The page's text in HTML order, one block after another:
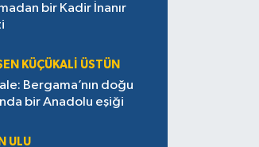
bir Kadir İnanır
KÜÇÜKALI ÜSTÜN
Bergama’nın doğu
bir Anadolu eşiği
ULU